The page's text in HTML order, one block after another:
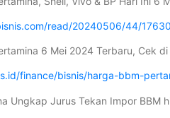
read/20240506/44/
6 Mei 2024 Terbaru, Cek
finance/bisnis/harga-bbm-
Ungkap Jurus Tekan Impor BBM